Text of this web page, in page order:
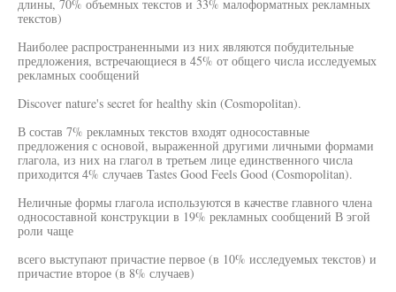
длины, 70% объемных текстов и 33% малоформатных рекламных
текстов)
Наиболее распространенными из них являются побудительные
предложения, встречающиеся в 45% от общего числа исследуемых
рекламных сообщений
Discover nature's secret for healthy skin (Cosmopolitan).
В состав 7% рекламных текстов входят односоставные
предложения с основой, выраженной другими личными формами
глагола, из них на глагол в третьем лице единственного числа
приходится 4% случаев Tastes Good Feels Good (Cosmopolitan).
Неличные формы глагола используются в качестве главного члена
односоставной конструкции в 19% рекламных сообщений В эгой
роли чаще
всего выступают причастие первое (в 10% исследуемых текстов) и
причастие второе (в 8% случаев)